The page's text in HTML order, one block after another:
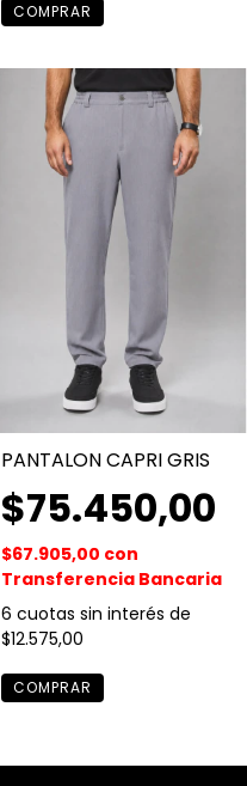
COMPRAR
PANTALON CAPRI GRIS
$75.450,00
$67.905,00 con
Transferencia Bancaria
6 cuotas sin interés de
$12.575,00
COMPRAR